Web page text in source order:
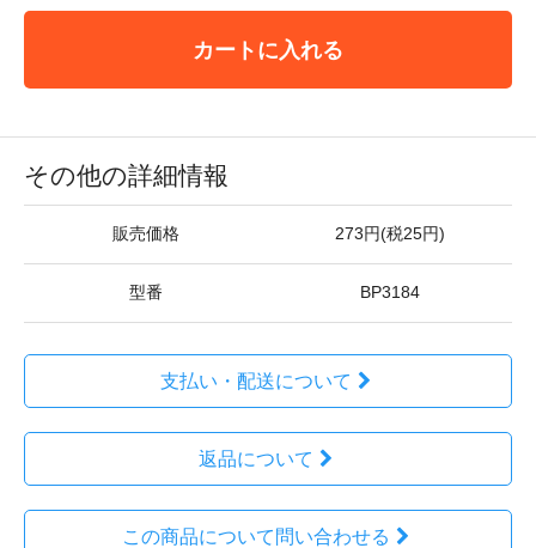
カートに入れる
その他の詳細情報
販売価格 273円(税25円)
型番 BP3184
支払い・配送について
返品について
この商品について問い合わせる